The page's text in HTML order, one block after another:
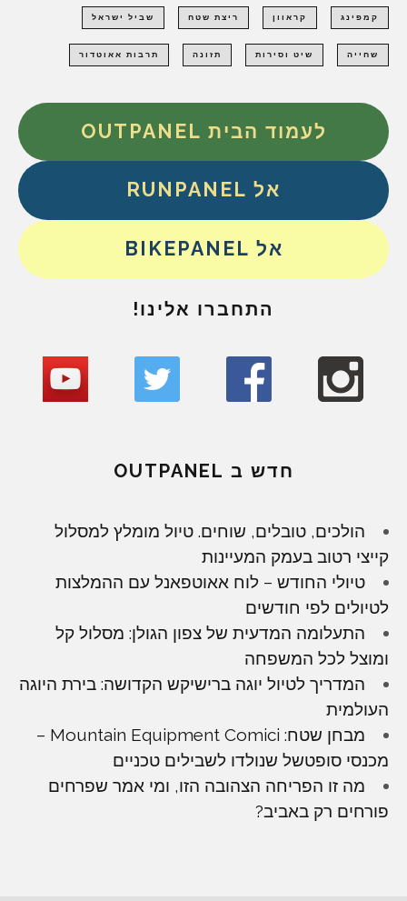
קמפינג קראוון ריצת שטח שביל ישראל
שחייה שיט וסירות תזונה תרבות אאוטדור
לעמוד הבית OUTPANEL
אל RUNPANEL
אל BIKEPANEL
התחברו אלינו!
חדש ב OUTPANEL
הולכים, טובלים, שוחים. טיול מומלץ למסלול
קייצי רטוב בעמק המעיינות
טיולי החודש – לוח אאוטפאנל עם ההמלצות
לטיולים לפי חודשים
התעלומה המדעית של צפון הגולן: מסלול קל
ומוצל לכל המשפחה
המדריך לטיול יוגה ברישיקש הקדושה: בירת היוגה
העולמית
מבחן שטח: Mountain Equipment Comici –
מכנסי סופטשל שנולדו לשבילים טכניים
מה זו הפריחה הצהובה הזו, ומי אמר שפרחים
פורחים רק באביב?